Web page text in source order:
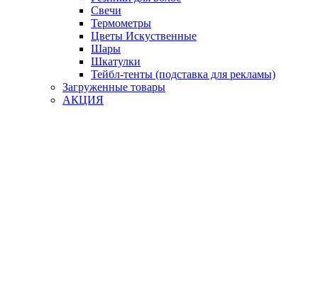
Свечи
Термометры
Цветы Искуственные
Шары
Шкатулки
Тейбл-тенты (подставка для рекламы)
Загруженные товары
АКЦИЯ